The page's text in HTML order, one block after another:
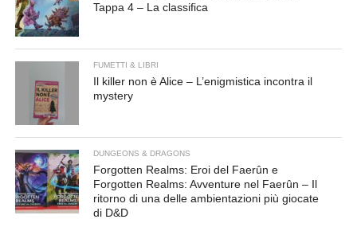
Tappa 4 – La classifica
FUMETTI & LIBRI
Il killer non è Alice – L’enigmistica incontra il
mystery
DUNGEONS & DRAGONS
Forgotten Realms: Eroi del Faerûn e
Forgotten Realms: Avventure nel Faerûn – Il
ritorno di una delle ambientazioni più giocate
di D&D